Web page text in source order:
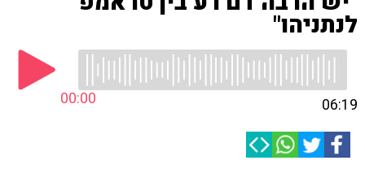
לנתניהו"
00:00 06:19